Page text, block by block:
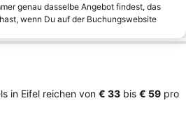
genau dasselbe Angebot findest, das
wenn Du auf der Buchungswebsite
in Eifel reichen von ‎€ 33 bis ‎€ 59 pro